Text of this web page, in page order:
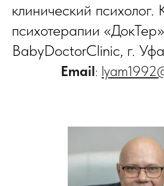
клинический психолог.
психотерапии
BabyDoctorClinic, г.
Email: